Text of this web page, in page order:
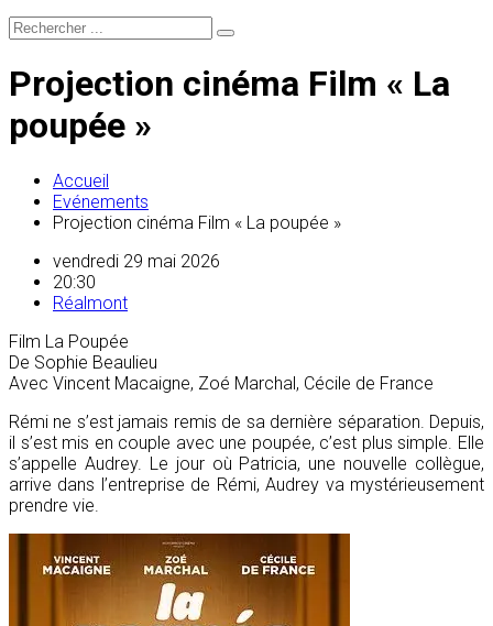
Projection cinéma Film « La
poupée »
Accueil
Evénements
Projection cinéma Film « La poupée »
vendredi 29 mai 2026
20:30
Réalmont
Film La Poupée
De Sophie Beaulieu
Avec Vincent Macaigne, Zoé Marchal, Cécile de France
Rémi ne s’est jamais remis de sa dernière séparation. Depuis,
il s’est mis en couple avec une poupée, c’est plus simple. Elle
s’appelle Audrey. Le jour où Patricia, une nouvelle collègue,
arrive dans l’entreprise de Rémi, Audrey va mystérieusement
prendre vie.